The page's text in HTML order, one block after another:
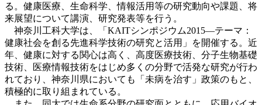
る。健康医療、生命科学、情報活用等の研究動向や課題、将
来展望について講演、研究発表等を行う。
神奈川工科大学は、「KAITシンポジウム2015―テーマ：
健康社会を創る先進科学技術の研究と活用」を開催する。近
年、健康に対する関心は高く、高度医療技術、分子生物基礎
技術、医療情報技術をはじめ多くの分野で活発な研究が行わ
れており、神奈川県においても「未病を治す」政策のもと、
積極的に取り組まれている。